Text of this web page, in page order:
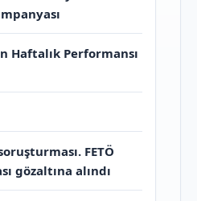
Haftalık Performansı
FETÖ
gözaltına alındı